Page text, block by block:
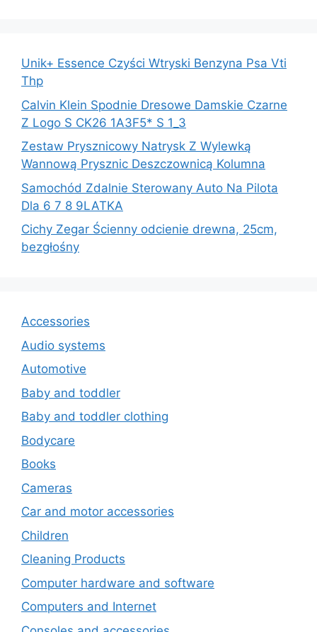
Unik+ Essence Czyści Wtryski Benzyna Psa Vti
Thp
Calvin Klein Spodnie Dresowe Damskie Czarne
Z Logo S CK26 1A3F5* S 1_3
Zestaw Prysznicowy Natrysk Z Wylewką
Wannową Prysznic Deszczownicą Kolumna
Samochód Zdalnie Sterowany Auto Na Pilota
Dla 6 7 8 9LATKA
Cichy Zegar Ścienny odcienie drewna, 25cm,
bezgłośny
Accessories
Audio systems
Automotive
Baby and toddler
Baby and toddler clothing
Bodycare
Books
Cameras
Car and motor accessories
Children
Cleaning Products
Computer hardware and software
Computers and Internet